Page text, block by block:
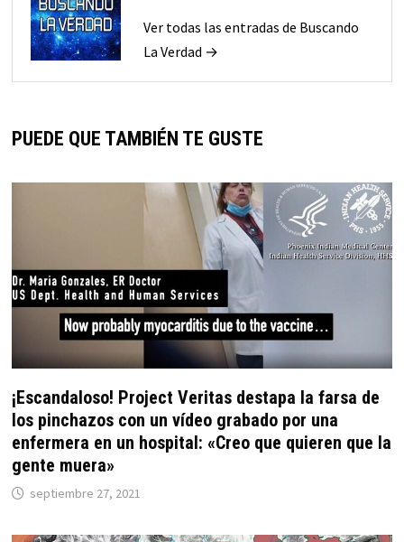
Ver todas las entradas de Buscando
La Verdad →
PUEDE QUE TAMBIÉN TE GUSTE
¡Escandaloso! Project Veritas destapa la farsa de
los pinchazos con un vídeo grabado por una
enfermera en un hospital: «Creo que quieren que la
gente muera»
septiembre 27, 2021